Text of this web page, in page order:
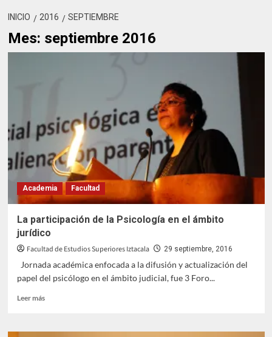
INICIO 2016 SEPTIEMBRE
Mes: septiembre 2016
Academia Facultad
La participación de la Psicología en el ámbito
jurídico
Facultad de Estudios Superiores Iztacala 29 septiembre, 2016
Jornada académica enfocada a la difusión y actualización del
papel del psicólogo en el ámbito judicial, fue 3 Foro...
Leer másLeer
La